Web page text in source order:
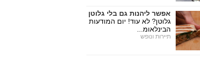
אפשר ליהנות גם בלי גלוטן
גלוטן? לא עוד! יום המודעות
הבינלאומ...
תיירות ונופש